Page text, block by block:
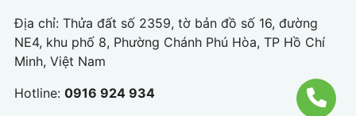
Địa chỉ: Thửa đất số 2359, tờ bản đồ số 16, đường
NE4, khu phố 8, Phường Chánh Phú Hòa, TP Hồ Chí
Minh, Việt Nam
Hotline: 0916 924 934